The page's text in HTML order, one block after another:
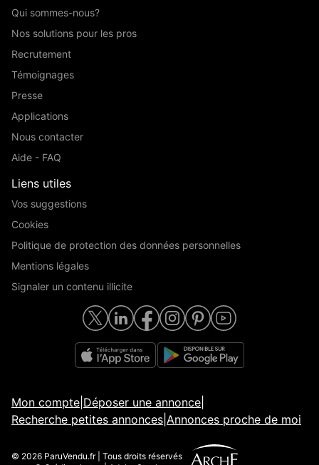
Qui sommes-nous?
Nos solutions pour les pros
Recrutement
Témoignages
Presse
Applications
Nous contacter
Aide - FAQ
Liens utiles
Vos suggestions
Cookies
Politique de protection des données personnelles
Mentions légales
Signaler un contenu illicite
Mon compte Déposer une annonce
Recherche petites annonces Annonces proche de moi
© 2026 ParuVendu.fr | Tous droits réservés